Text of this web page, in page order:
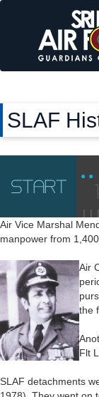
SLAF
Air Vice Marshal
manpower from
Air
the
Flt
SLAF detachments